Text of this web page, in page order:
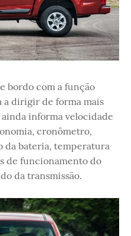
bordo com a função
a dirigir de forma mais
informa velocidade
cronômetro,
da bateria, temperatura
de funcionamento do
da transmissão.